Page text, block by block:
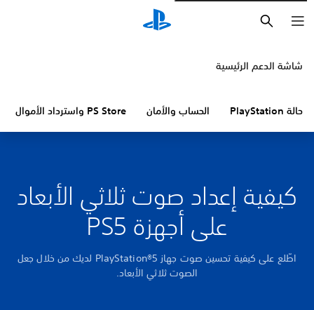
شاشة الدعم الرئيسية
حالة PlayStation الحساب والأمان PS Store واسترداد الأموال
كيفية إعداد صوت ثلاثي الأبعاد
على أجهزة PS5
اطّلع على كيفية تحسين صوت جهاز PlayStation®5 لديك من خلال جعل
الصوت ثلاثي الأبعاد.